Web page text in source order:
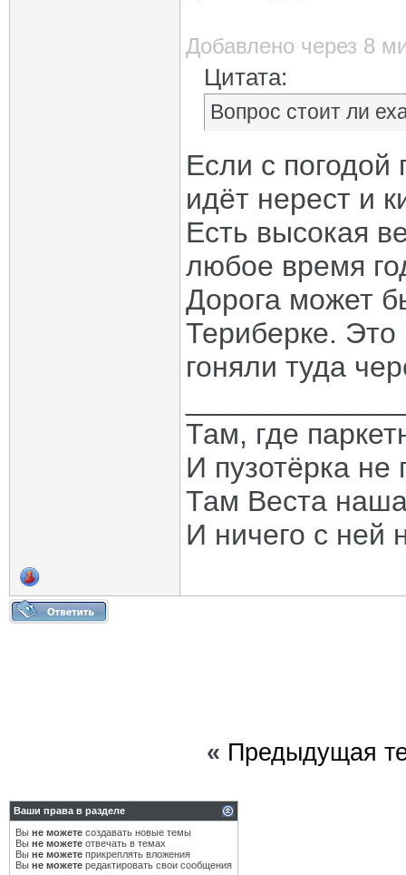
Добавлено через 8
Цитата:
Вопрос стоит ли
Если с погодой
идёт нерест и
Есть высокая
любое время
Дорога может
Териберке.
гоняли туда
Там, где
И пузотёрка не
Там Веста
И ничего с ней
« Предыдущая
Ваши права в разделе
Вы не можете создавать новые темы
Вы не можете отвечать в темах
Вы не можете прикреплять вложения
Вы не можете редактировать свои сообщения